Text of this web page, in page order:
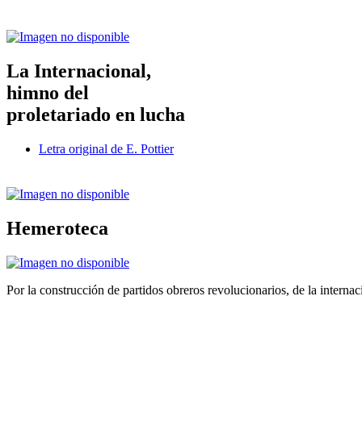
La Internacional,
himno del
proletariado en lucha
Letra original de E. Pottier
Hemeroteca
Por la construcción de partidos obreros revolucionarios, de la